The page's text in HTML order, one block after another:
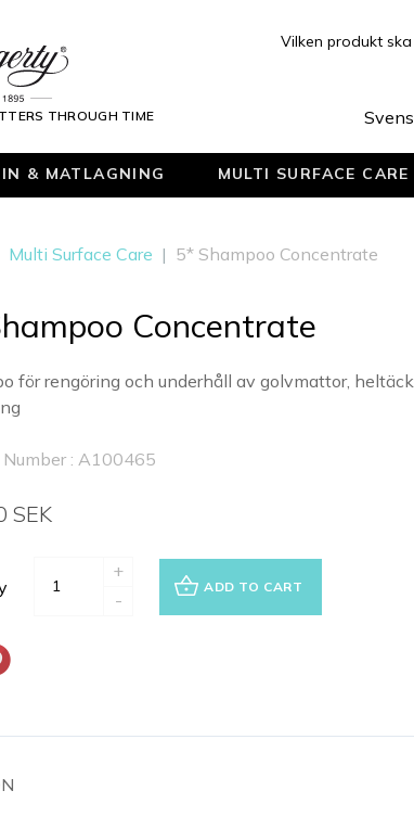
THROUGH TIME
Vilken produkt
& MATLAGNING MULTI SURFACE CARE
Multi Surface Care | 5* Shampoo Concentrate
Concentrate
för rengöring och underhåll av golvmattor,
Number : A100465
SEK
+
-
ADD TO CART